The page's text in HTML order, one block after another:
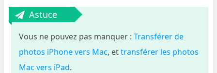
Astuce
Vous ne pouvez pas manquer :Transférer de
photos iPhone vers Mac, ettransférer les photos
Mac vers iPad.